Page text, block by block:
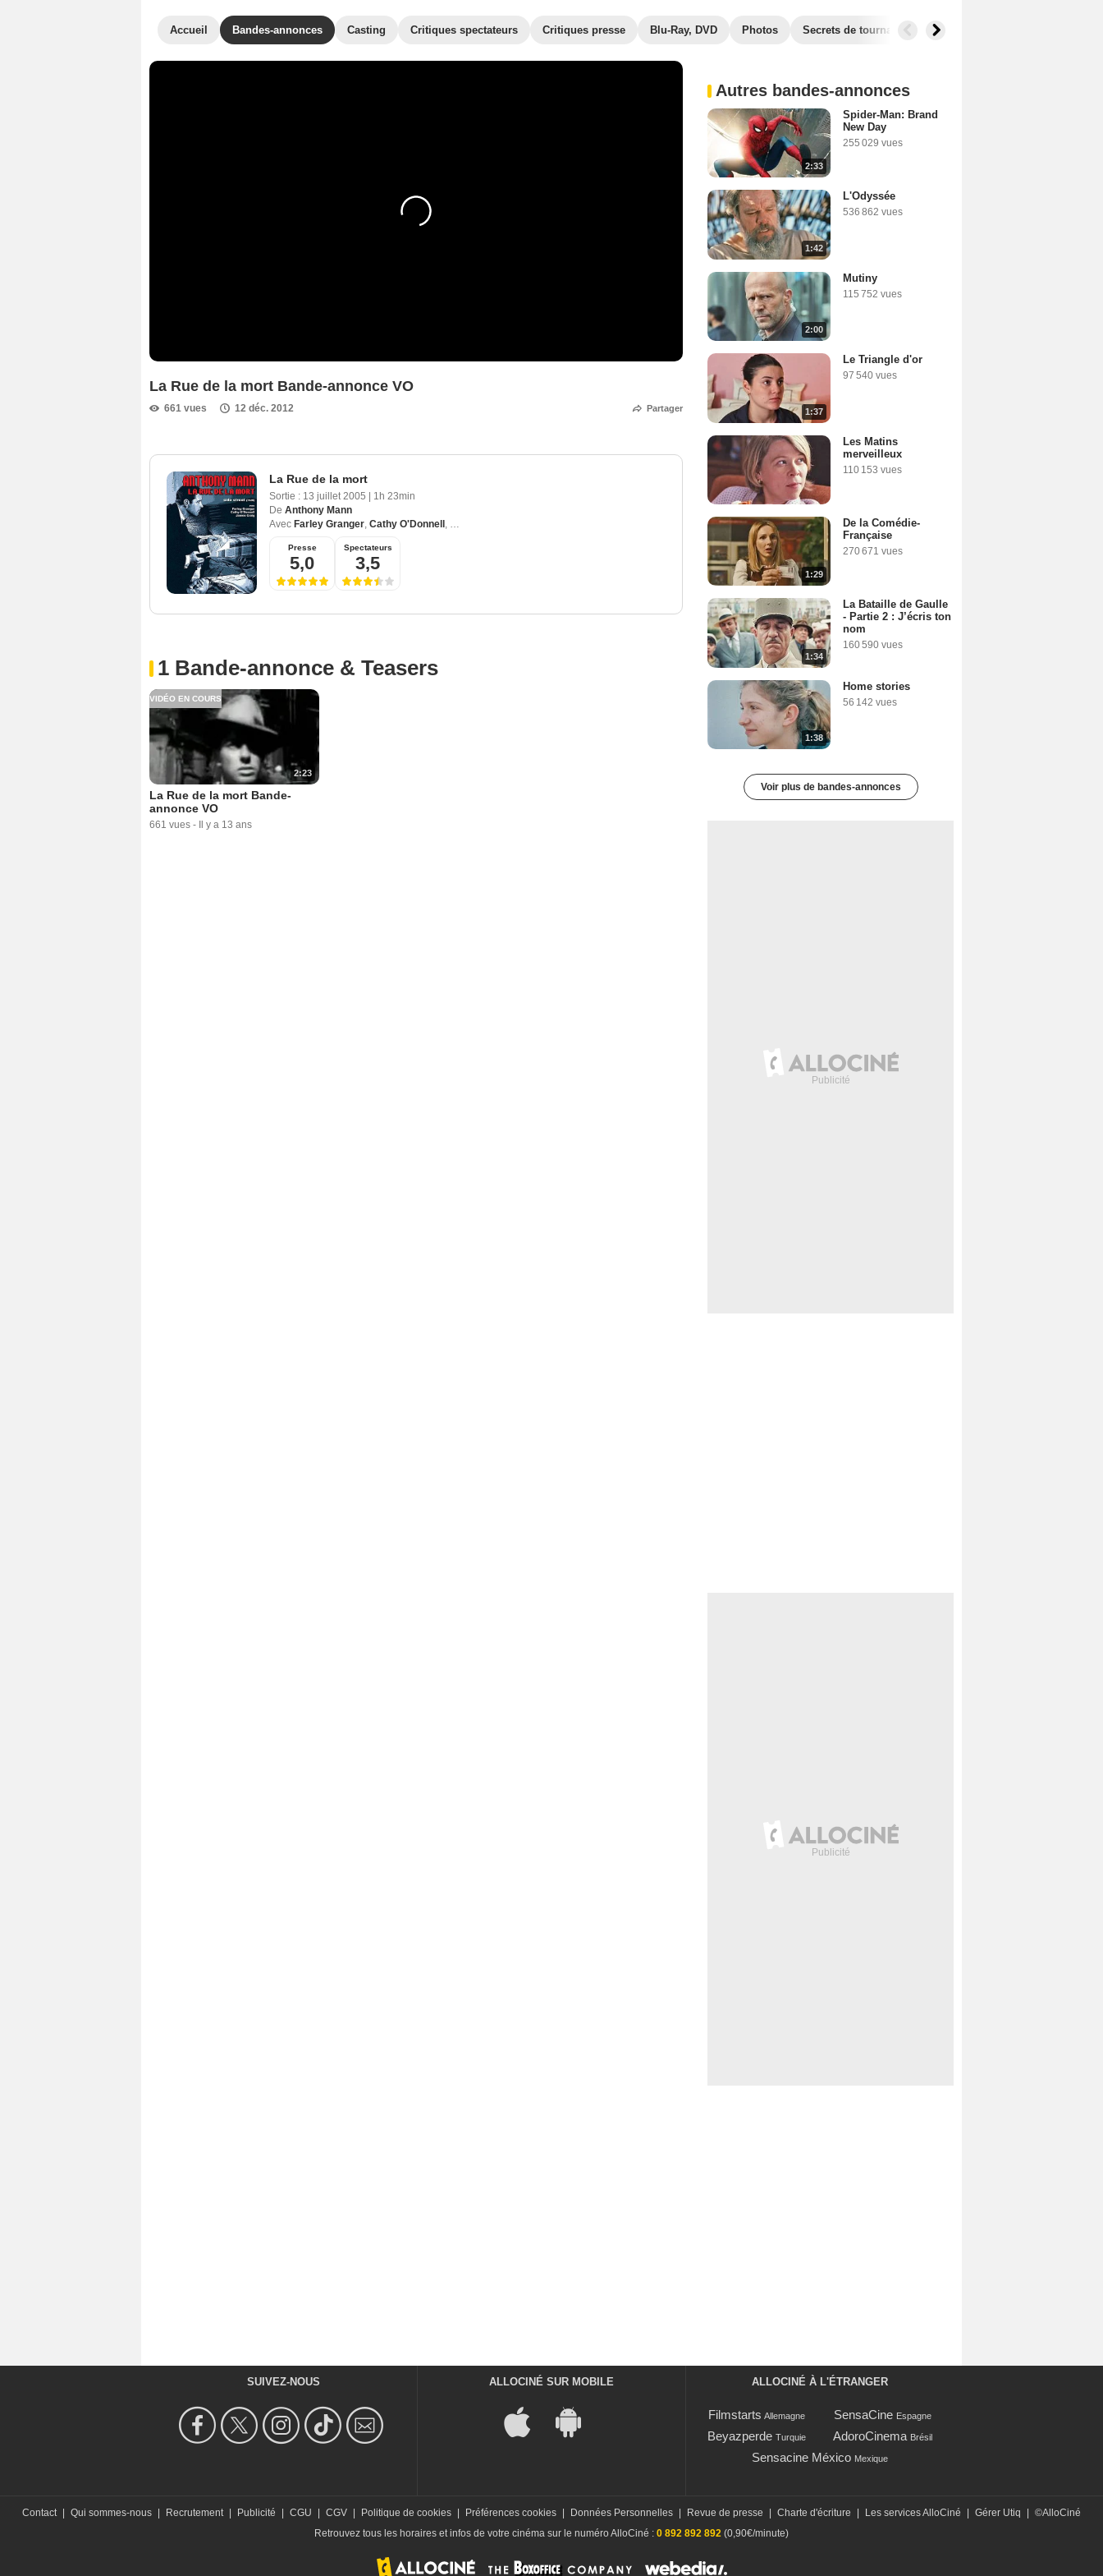
Accueil Bandes-annonces Casting Critiques spectateurs Critiques presse Blu-Ray, DVD Photos Secrets de tournage Films similaires
La Rue de la mort Bande-annonce VO
661 vues 12 déc. 2012 Partager
La Rue de la mort
Sortie : 13 juillet 2005
1h 23min
De Anthony Mann
Avec Farley Granger, Cathy O'Donnell , James Craig
Presse
5,0
Spectateurs
3,5
1 Bande-annonce & Teasers
2:23
VIDÉO EN COURS
La Rue de la mort Bande-
annonce VO
661 vues - Il y a 13 ans
Autres bandes-annonces
2:33
Spider-Man: Brand
New Day
255 029 vues
1:42
L'Odyssée
536 862 vues
2:00
Mutiny
115 752 vues
1:37
Le Triangle d'or
97 540 vues
Les Matins
merveilleux
110 153 vues
1:29
De la Comédie-
Française
270 671 vues
1:34
La Bataille de Gaulle
- Partie 2 : J’écris ton
nom
160 590 vues
1:38
Home stories
56 142 vues
Voir plus de bandes-annonces
SUIVEZ-NOUS ALLOCINÉ SUR MOBILE ALLOCINÉ À L'ÉTRANGER
Filmstarts Allemagne SensaCine Espagne
Beyazperde Turquie AdoroCinema Brésil
Sensacine México Mexique
Contact Qui sommes-nous Recrutement Publicité CGU CGV Politique de cookies Préférences cookies Données Personnelles Revue de presse Charte d'écriture Les services AlloCiné Gérer Utiq
©AlloCiné
Retrouvez tous les horaires et infos de votre cinéma sur le numéro AlloCiné : 0 892 892 892 (0,90€/minute)